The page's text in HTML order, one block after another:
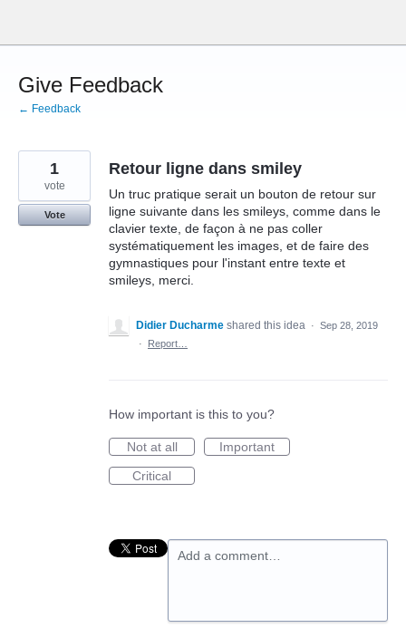
content
Give Feedback
← Feedback
Retour ligne dans smiley
Un truc pratique serait un bouton de retour sur
ligne suivante dans les smileys, comme dans le
clavier texte, de façon à ne pas coller
systématiquement les images, et de faire des
gymnastiques pour l'instant entre texte et
smileys, merci.
1
vote
Vote
Didier Ducharme shared this idea · Sep 28, 2019
·
Report…
How important is this to you?
Not at all
Important
Critical
Add a comment…